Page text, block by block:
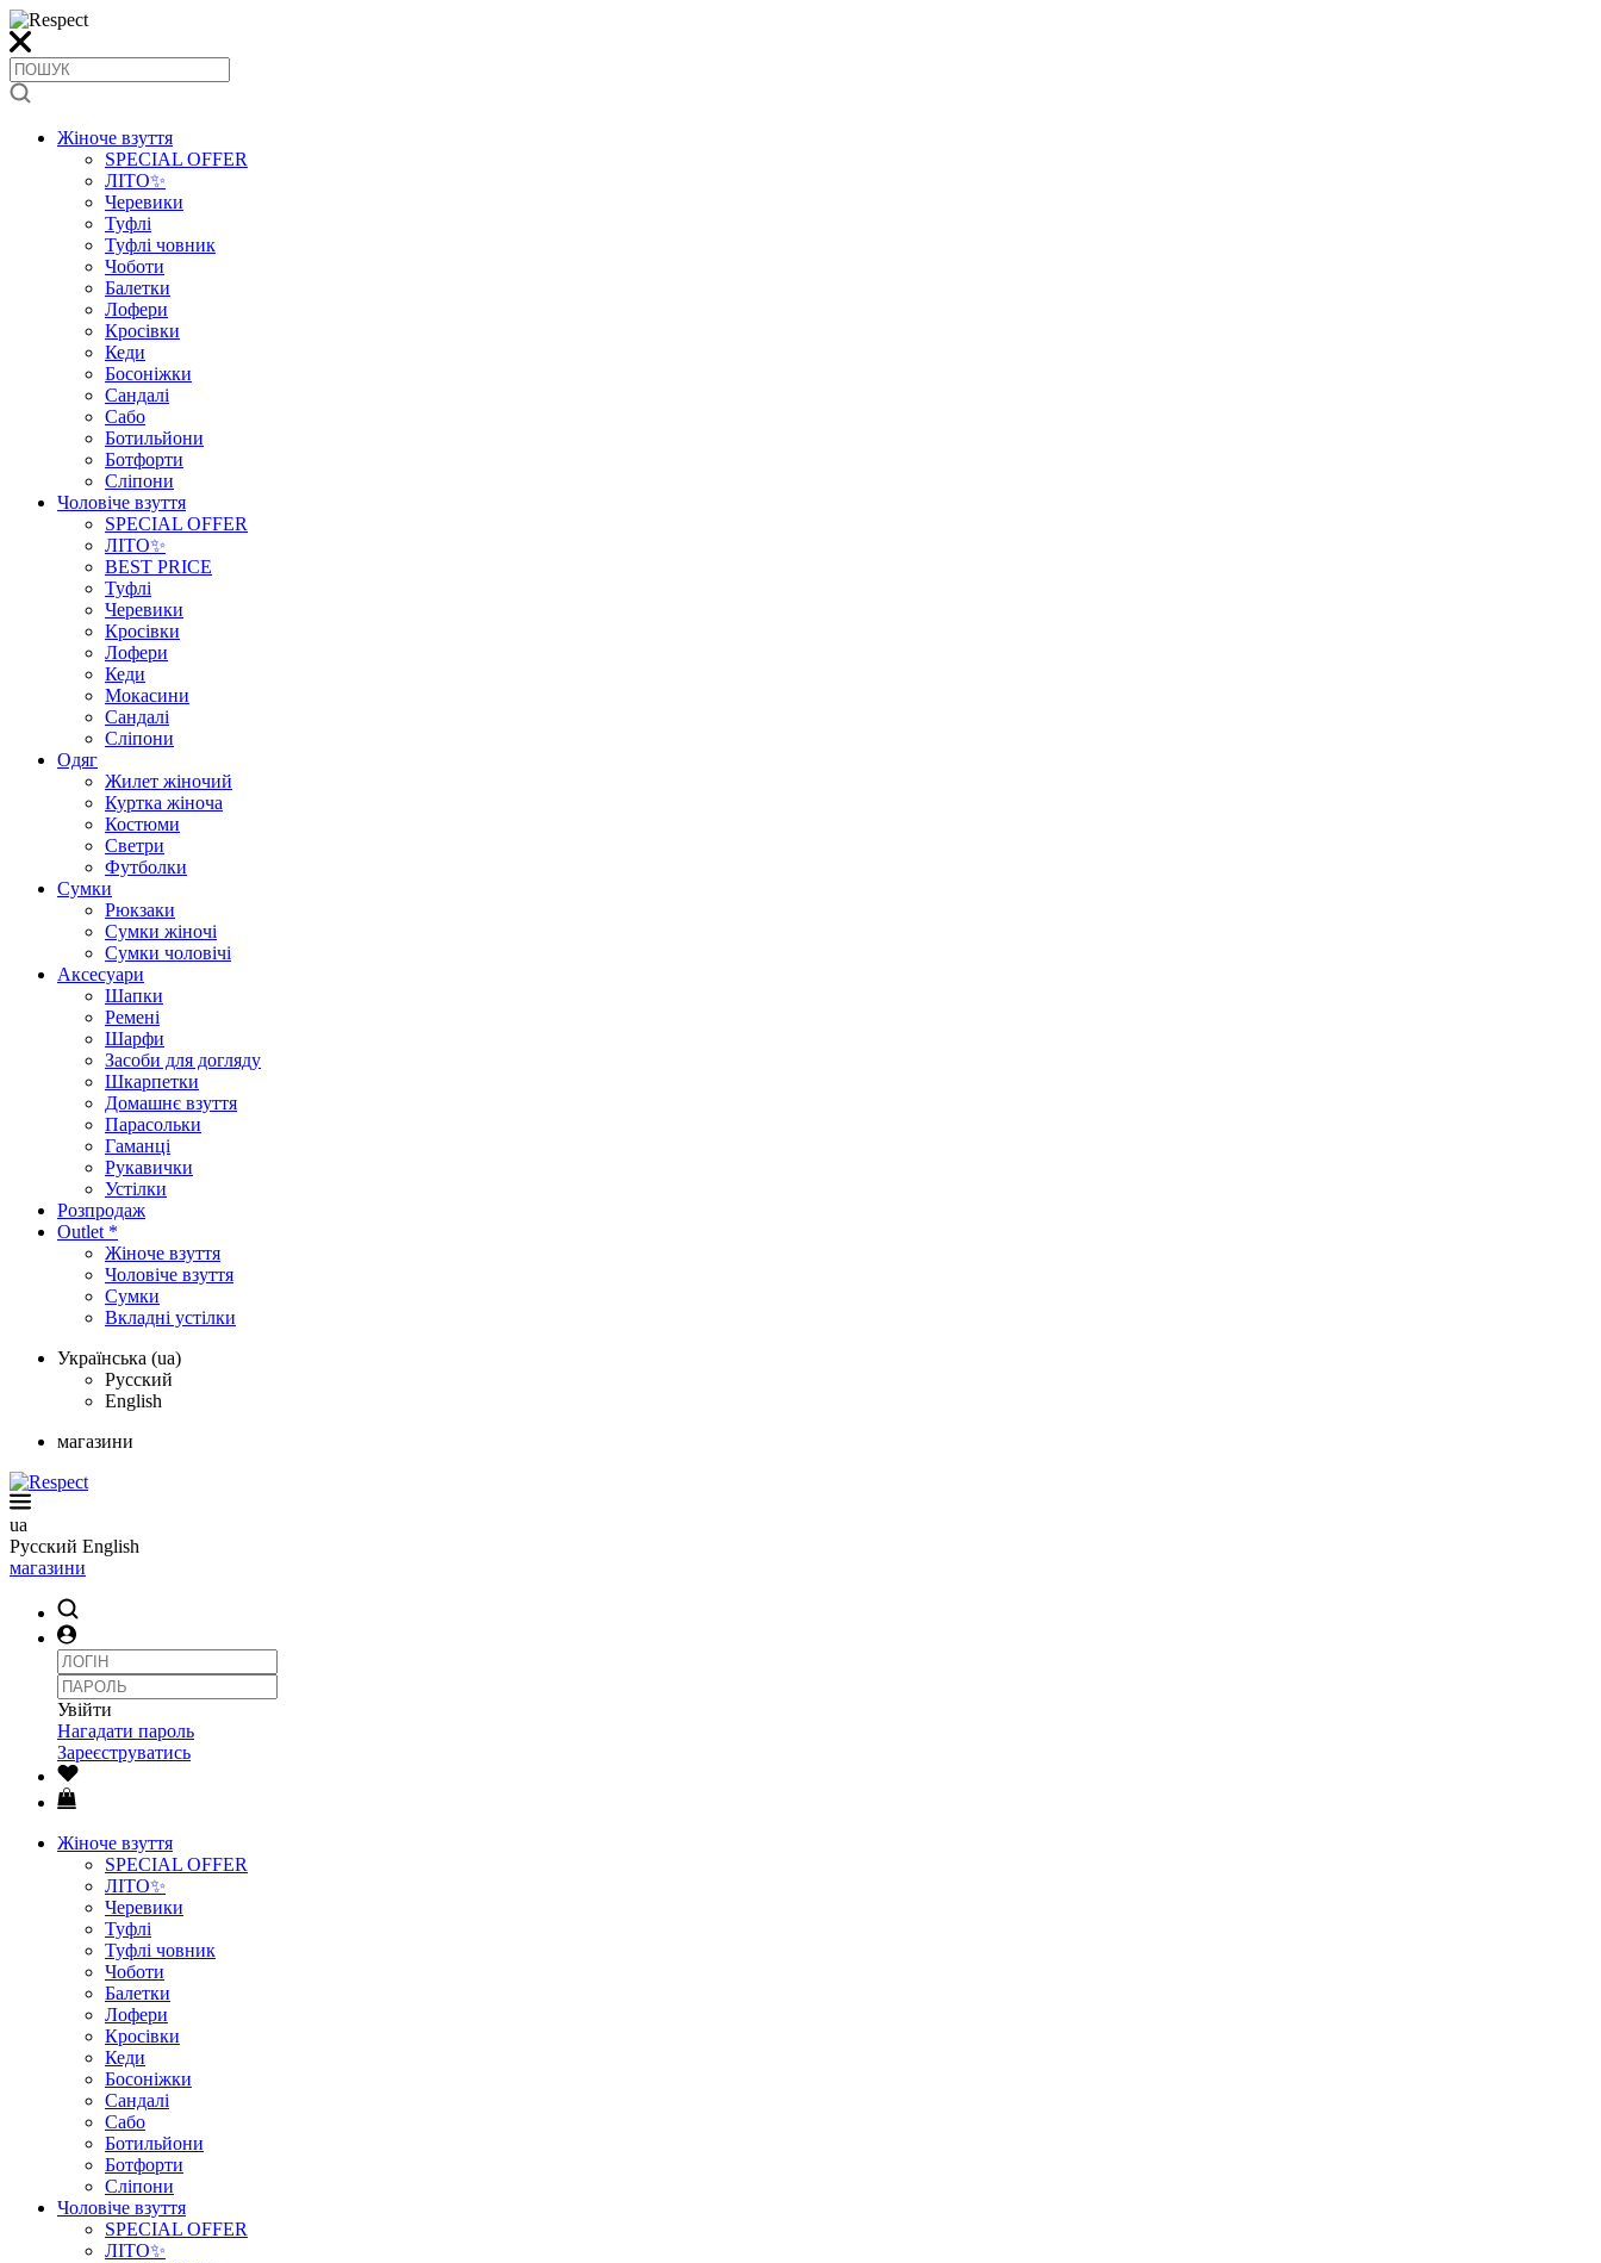
Жіноче взуття
SPECIAL OFFER
ЛІТО✨
Черевики
Туфлі
Туфлі човник
Чоботи
Балетки
Лофери
Кросівки
Кеди
Босоніжки
Сандалі
Сабо
Ботильйони
Ботфорти
Сліпони
Чоловіче взуття
SPECIAL OFFER
ЛІТО✨
BEST PRICE
Туфлі
Черевики
Кросівки
Лофери
Кеди
Мокасини
Сандалі
Сліпони
Одяг
Жилет жіночий
Куртка жіноча
Костюми
Светри
Футболки
Сумки
Рюкзаки
Сумки жіночі
Сумки чоловічі
Аксеcуари
Шапки
Ремені
Шарфи
Засоби для догляду
Шкарпетки
Домашнє взуття
Парасольки
Гаманці
Рукавички
Устілки
Розпродаж
Outlet *
Жіноче взуття
Чоловіче взуття
Сумки
Вкладні устілки
Українська (ua)
Русский
English
магазини
ua
Русский English
магазини
Увійти
Нагадати пароль
Зареєструватись
Жіноче взуття
SPECIAL OFFER
ЛІТО✨
Черевики
Туфлі
Туфлі човник
Чоботи
Балетки
Лофери
Кросівки
Кеди
Босоніжки
Сандалі
Сабо
Ботильйони
Ботфорти
Сліпони
Чоловіче взуття
SPECIAL OFFER
ЛІТО✨